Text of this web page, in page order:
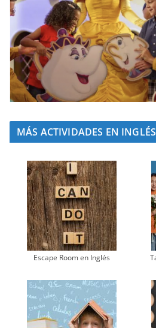
MÁS ACTIVIDADES EN INGLÉS
Escape Room en Inglés